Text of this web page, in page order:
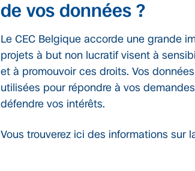
de vos données ?
Le CEC Belgique accorde une grande
projets à but non lucratif visent à
et à promouvoir ces droits. Vos
utilisées pour répondre à vos
défendre vos intérêts.
Vous trouverez ici des informations sur